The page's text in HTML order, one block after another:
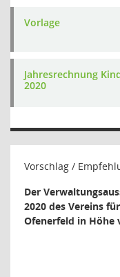
Vorlage
Jahresrechnung
2020
Vorschlag /
Der
2020 des Vereins
Ofenerfeld in Höhe